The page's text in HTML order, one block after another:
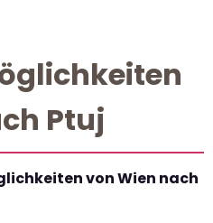
Ptuj
von Wien nach